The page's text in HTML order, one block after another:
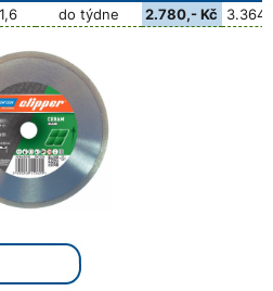
do týdne 2.780,- Kč